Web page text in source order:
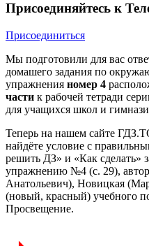
Присоединяйтесь к
Присоединиться
Мы подготовили для вас
домашего задания по
упражнения номер 4
части к рабочей тетради
для учащихся школ и
Теперь на нашем сайте
найдёте условие с
решить ДЗ» и «Как
упражнению №4 (с. 29),
Анатольевич), Новицкая
(новый, красный) учебного
Просвещение.